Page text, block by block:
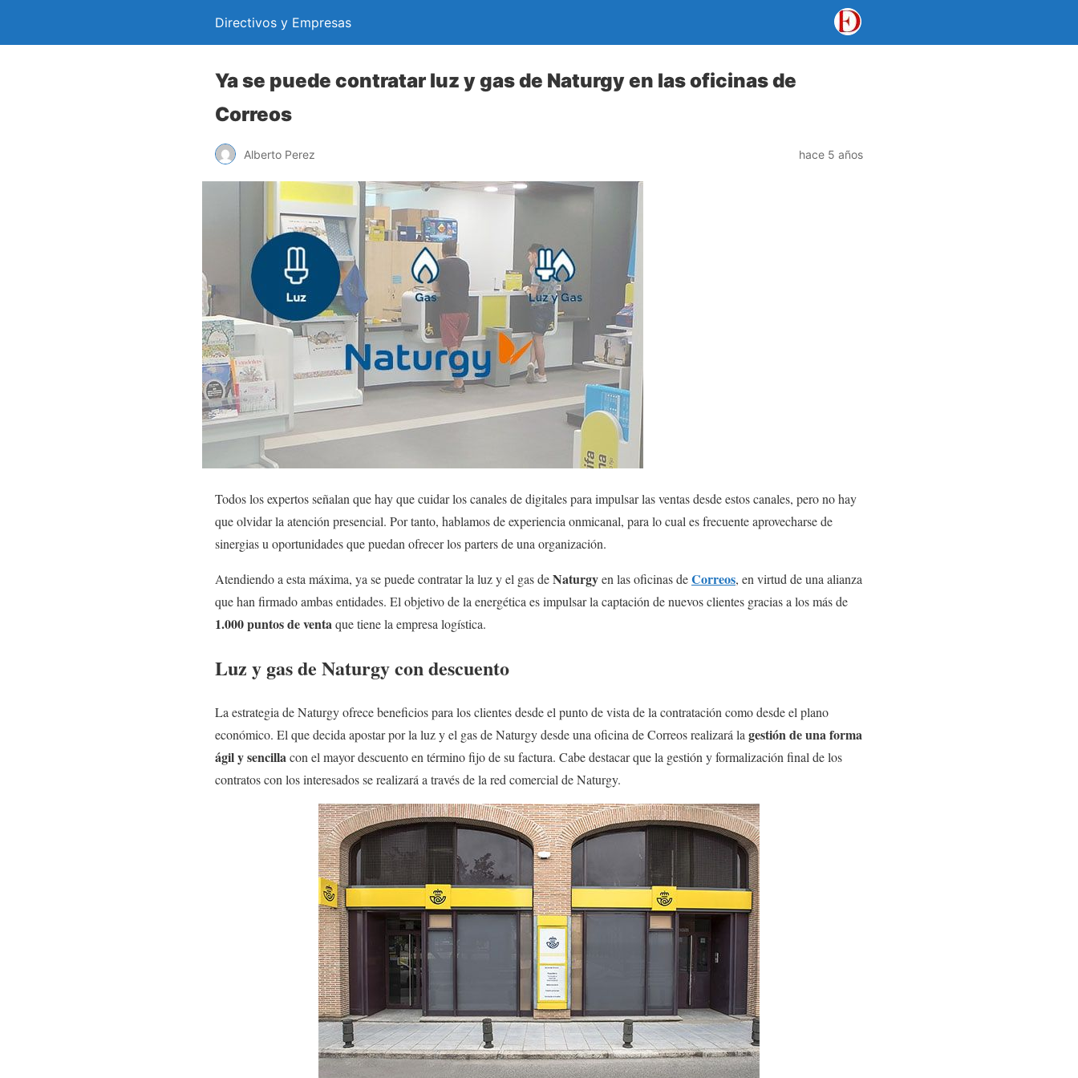
Directivos y Empresas
Ya se puede contratar luz y gas de Naturgy en las oficinas de
Correos
Alberto Perez hace 5 años
Todos los expertos señalan que hay que cuidar los canales de digitales para impulsar las ventas desde estos canales, pero no hay
que olvidar la atención presencial. Por tanto, hablamos de experiencia onmicanal, para lo cual es frecuente aprovecharse de
sinergias u oportunidades que puedan ofrecer los parters de una organización.
Atendiendo a esta máxima, ya se puede contratar la luz y el gas deNaturgyen las oficinas deCorreos, en virtud de una alianza
que han firmado ambas entidades. El objetivo de la energética es impulsar la captación de nuevos clientes gracias a los más de
1.000 puntos de ventaque tiene la empresa logística.
Luz y gas de Naturgy con descuento
La estrategia de Naturgy ofrece beneficios para los clientes desde el punto de vista de la contratación como desde el plano
económico. El que decida apostar por la luz y el gas de Naturgy desde una oficina de Correos realizará la gestión de una forma
ágil y sencillacon el mayor descuento en término fijo de su factura. Cabe destacar que la gestión y formalización final de los
contratos con los interesados se realizará a través de la red comercial de Naturgy.